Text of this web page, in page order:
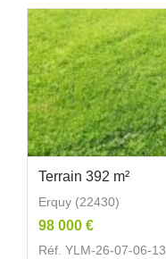
Terrain 392 m²
Erquy (22430)
98 000 €
Réf. YLM-26-07-06-13